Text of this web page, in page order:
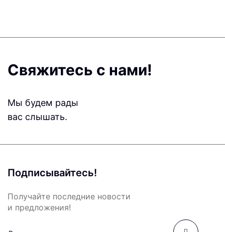
Свяжитесь с нами!
Мы будем рады
вас слышать.
Подписывайтесь!
Получайте последние новости
и предложения!